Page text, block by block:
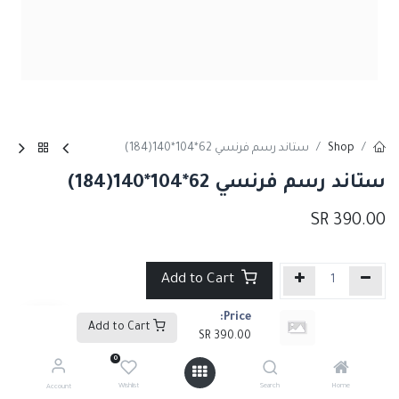
Price:
390.00
Home
Search
0
Wishlist
Account
Shop ستاند رسم فرنسي 62*104*140(184)
ستاند رسم فرنسي 62*104*140(184)
390.00
Add to Cart
إضافة إلى قائمة الأمنيات